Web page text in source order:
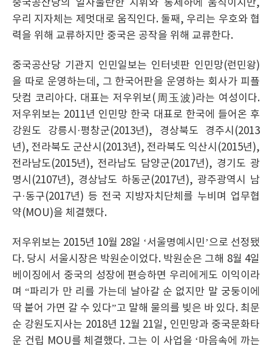
중국공산당의 일사불란한 지휘와 통제하에 움직이지만,
우리 지자체는 제멋대로 움직인다. 둘째, 우리는 우호와 협
력을 위해 교류하지만 중국은 공작을 위해 교류한다.
중국공산당 기관지 인민일보는 인터넷판 인민망(런민왕)
을 따로 운영하는데, 그 한국어판을 운영하는 회사가 피플
닷컴 코리아다. 대표는 저우위보(周玉波)라는 여성이다.
저우위보는 2011년 인민망 한국 대표로 한국에 들어온 후
강원도 강릉시·평창군(2013년), 경상북도 경주시(2013
년), 전라북도 군산시(2013년), 전라북도 익산시(2015년),
전라남도(2015년), 전라남도 담양군(2017년), 경기도 광
명시(2107년), 경상남도 하동군(2017년), 광주광역시 남
구·동구(2017년) 등 전국 지방자치단체를 누비며 업무협
약(MOU)을 체결했다.
저우위보는 2015년 10월 28일 ‘서울명예시민’으로 선정됐
다. 당시 서울시장은 박원순이었다. 박원순은 그해 8월 4일
베이징에서 중국의 성장에 편승하면 우리에게도 이익이라
며 “파리가 만 리를 가는데 날아갈 순 없지만 말 궁둥이에
딱 붙어 가면 갈 수 있다”고 말해 물의를 빚은 바 있다. 최문
순 강원도지사는 2018년 12월 21일, 인민망과 중국문화타
운 건립 MOU를 체결했다. 그는 이 사업을 ‘마음속에 까는